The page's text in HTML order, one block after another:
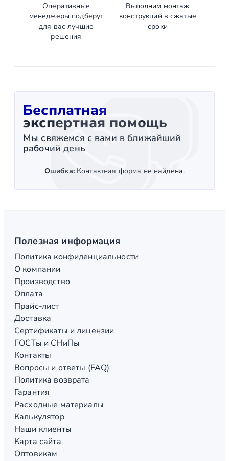
Оперативные
менеджеры подберут
для вас лучшие
решения
Выполним монтаж
конструкций в сжатые
сроки
Бесплатная
экспертная помощь
Мы свяжемся с вами в ближайший
рабочий день
Ошибка:Контактная форма не найдена.
Полезная информация
Политика конфиденциальности
О компании
Производство
Оплата
Прайс-лист
Доставка
Сертификаты и лицензии
ГОСТы и СНиПы
Контакты
Вопросы и ответы (FAQ)
Политика возврата
Гарантия
Расходные материалы
Калькулятор
Наши клиенты
Карта сайта
Оптовикам